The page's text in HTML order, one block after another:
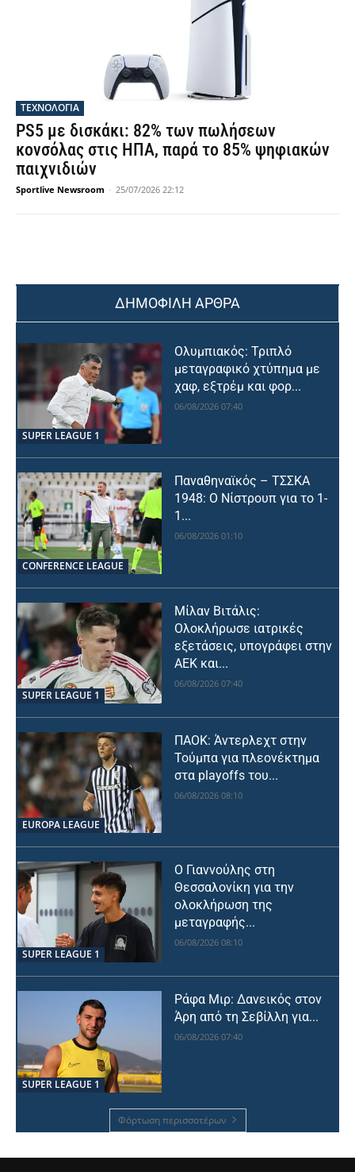
ΤΕΧΝΟΛΟΓΙΑ
PS5 με δισκάκι: 82% των πωλήσεων
κονσόλας στις ΗΠΑ, παρά το 85% ψηφιακών
παιχνιδιών
Sportlive Newsroom - 25/07/2026 22:12
ΔΗΜΟΦΙΛΗ ΑΡΘΡΑ
SUPER LEAGUE 1
Ολυμπιακός: Τριπλό
μεταγραφικό χτύπημα με
χαφ, εξτρέμ και φορ...
06/08/2026 07:40
CONFERENCE LEAGUE
Παναθηναϊκός – ΤΣΣΚΑ
1948: Ο Νίστρουπ για το 1-
1...
06/08/2026 01:10
SUPER LEAGUE 1
Μίλαν Βιτάλις:
Ολοκλήρωσε ιατρικές
εξετάσεις, υπογράφει στην
ΑΕΚ και...
06/08/2026 07:40
EUROPA LEAGUE
ΠΑΟΚ: Άντερλεχτ στην
Τούμπα για πλεονέκτημα
στα playoffs του...
06/08/2026 08:10
SUPER LEAGUE 1
Ο Γιαννούλης στη
Θεσσαλονίκη για την
ολοκλήρωση της
μεταγραφής...
06/08/2026 08:10
SUPER LEAGUE 1
Ράφα Μιρ: Δανεικός στον
Άρη από τη Σεβίλλη για...
06/08/2026 07:40
Φόρτωση περισσοτέρων